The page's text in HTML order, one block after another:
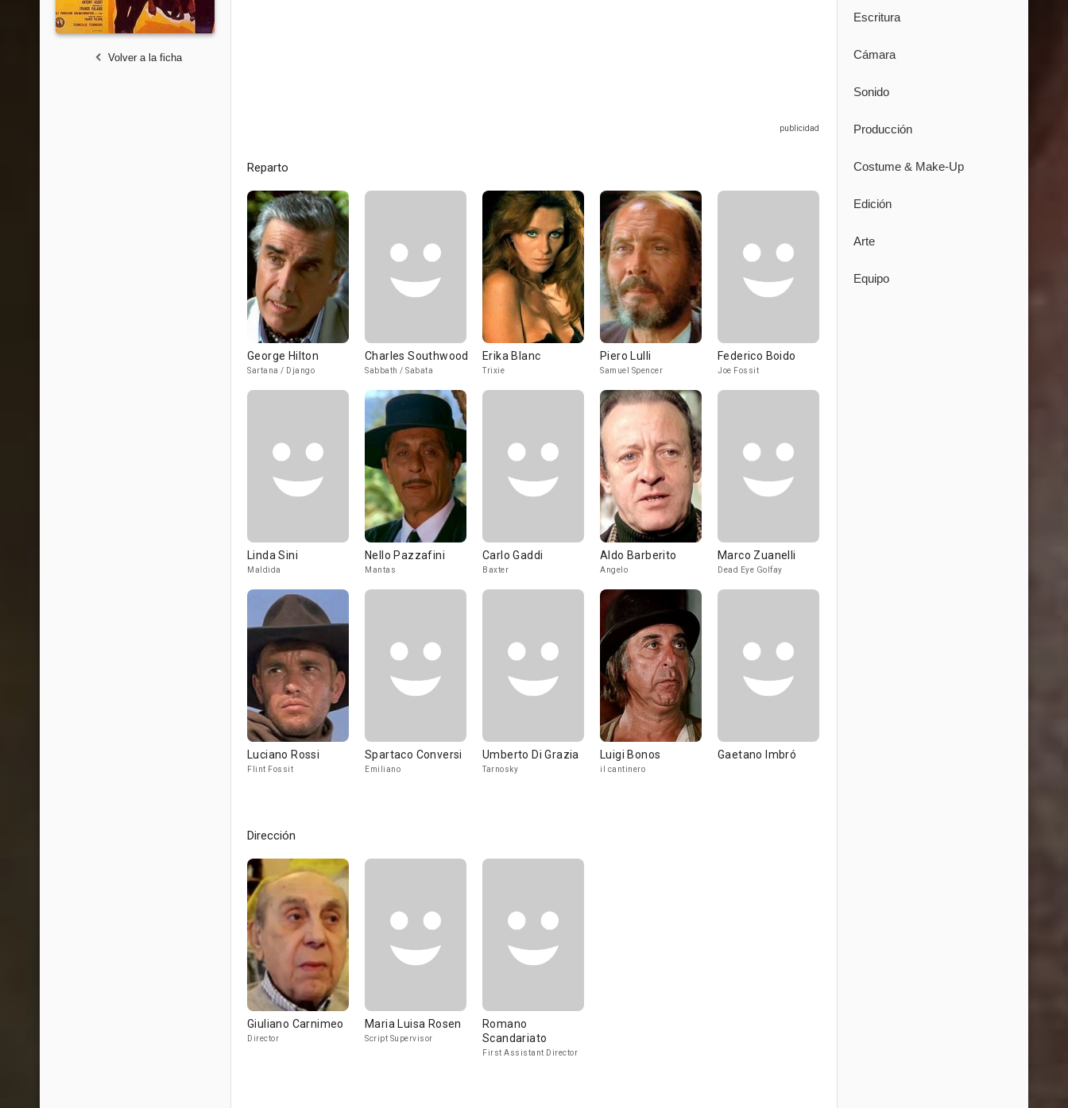
Volver a la ficha
Reparto
George Hilton
Sartana / Django
Charles Southwood
Sabbath / Sabata
Erika Blanc
Trixie
Piero Lulli
Samuel Spencer
Federico Boido
Joe Fossit
Linda Sini
Maldida
Nello Pazzafini
Mantas
Carlo Gaddi
Baxter
Aldo Barberito
Angelo
Marco Zuanelli
Dead Eye Golfay
Luciano Rossi
Flint Fossit
Spartaco Conversi
Emiliano
Umberto Di Grazia
Tarnosky
Luigi Bonos
il cantinero
Gaetano Imbró
Dirección
Giuliano Carnimeo
Director
Maria Luisa Rosen
Script Supervisor
Romano
Scandariato
First Assistant Director
Escritura
Cámara
Sonido
Producción
Costume & Make-Up
Edición
Arte
Equipo